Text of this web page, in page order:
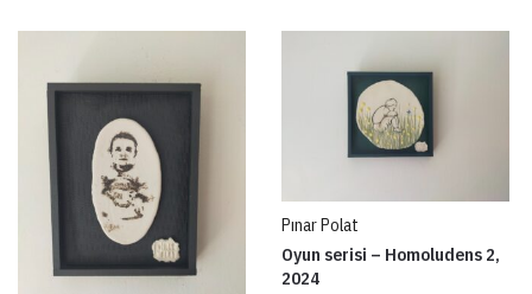
Pınar Polat
Oyun serisi – Homoludens 2,
2024